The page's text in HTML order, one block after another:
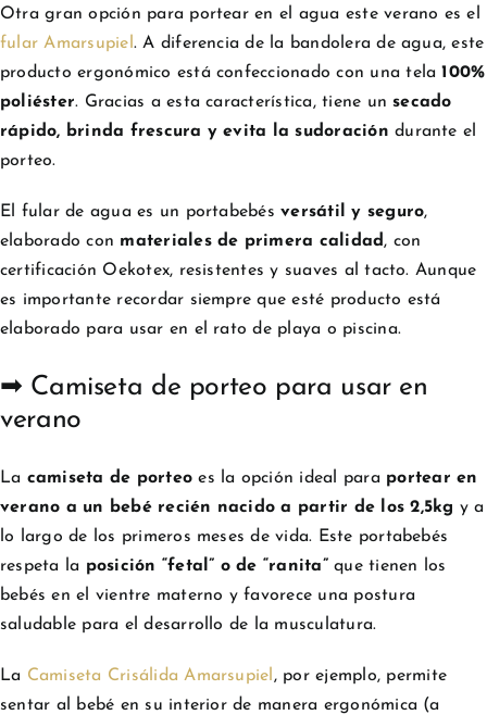
Otra gran opción para portear en el agua este verano es el
fular Amarsupiel . A diferencia de la bandolera de agua, este
producto ergonómico está confeccionado con una tela100%
poliéster. Gracias a esta característica, tiene un secado
rápido, brinda frescura y evita la sudoración durante el
porteo.
El fular de agua es un portabebésversátil y seguro,
elaborado con materiales de primera calidad , con
certificación Oekotex, resistentes y suaves al tacto. Aunque
es importante recordar siempre que esté producto está
elaborado para usar en el rato de playa o piscina.
➡ Camiseta de porteo para usar en
verano
La camiseta de porteo es la opción ideal para portear en
verano a un bebé recién nacido a partir de los 2,5kg y a
lo largo de los primeros meses de vida. Este portabebés
respeta la posición “fetal” o de “ranita”que tienen los
bebés en el vientre materno y favorece una postura
saludable para el desarrollo de la musculatura.
La Camiseta Crisálida Amarsupiel , por ejemplo, permite
sentar al bebé en su interior de manera ergonómica (a